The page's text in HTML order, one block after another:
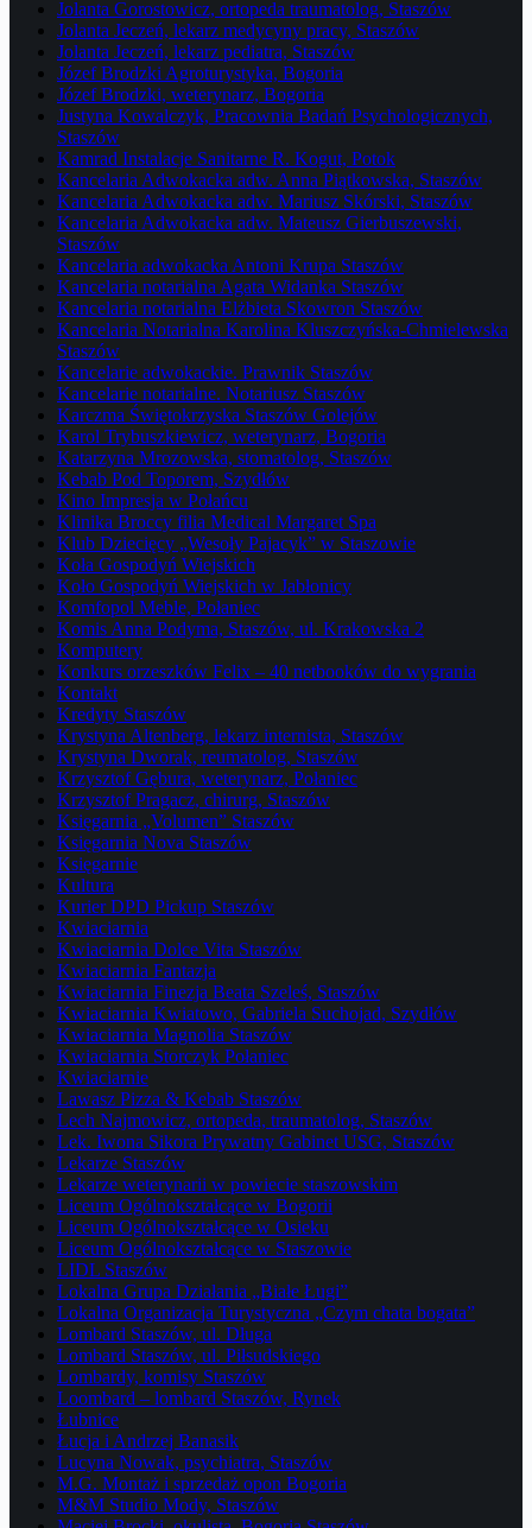
Jolanta Gorostowicz, ortopeda traumatolog, Staszów
Jolanta Jeczeń, lekarz medycyny pracy, Staszów
Jolanta Jeczeń, lekarz pediatra, Staszów
Józef Brodzki Agroturystyka, Bogoria
Józef Brodzki, weterynarz, Bogoria
Justyna Kowalczyk, Pracownia Badań Psychologicznych,
Staszów
Kamrad Instalacje Sanitarne R. Kogut, Potok
Kancelaria Adwokacka adw. Anna Piątkowska, Staszów
Kancelaria Adwokacka adw. Mariusz Skórski, Staszów
Kancelaria Adwokacka adw. Mateusz Gierbuszewski,
Staszów
Kancelaria adwokacka Antoni Krupa Staszów
Kancelaria notarialna Agata Widanka Staszów
Kancelaria notarialna Elżbieta Skowron Staszów
Kancelaria Notarialna Karolina Kluszczyńska-Chmielewska
Staszów
Kancelarie adwokackie. Prawnik Staszów
Kancelarie notarialne. Notariusz Staszów
Karczma Świętokrzyska Staszów Golejów
Karol Trybuszkiewicz, weterynarz, Bogoria
Katarzyna Mrozowska, stomatolog, Staszów
Kebab Pod Toporem, Szydłów
Kino Impresja w Połańcu
Klinika Broccy filia Medical Margaret Spa
Klub Dziecięcy „Wesoły Pajacyk” w Staszowie
Koła Gospodyń Wiejskich
Koło Gospodyń Wiejskich w Jabłonicy
Komfopol Meble, Połaniec
Komis Anna Podyma, Staszów, ul. Krakowska 2
Komputery
Konkurs orzeszków Felix – 40 netbooków do wygrania
Kontakt
Kredyty Staszów
Krystyna Altenberg, lekarz internista, Staszów
Krystyna Dworak, reumatolog, Staszów
Krzysztof Gębura, weterynarz, Połaniec
Krzysztof Pragacz, chirurg, Staszów
Księgarnia „Volumen” Staszów
Księgarnia Nova Staszów
Księgarnie
Kultura
Kurier DPD Pickup Staszów
Kwiaciarnia
Kwiaciarnia Dolce Vita Staszów
Kwiaciarnia Fantazja
Kwiaciarnia Finezja Beata Szeleś, Staszów
Kwiaciarnia Kwiatowo, Gabriela Suchojad, Szydłów
Kwiaciarnia Magnolia Staszów
Kwiaciarnia Storczyk Połaniec
Kwiaciarnie
Lawasz Pizza & Kebab Staszów
Lech Najmowicz, ortopeda, traumatolog, Staszów
Lek. Iwona Sikora Prywatny Gabinet USG, Staszów
Lekarze Staszów
Lekarze weterynarii w powiecie staszowskim
Liceum Ogólnokształcące w Bogorii
Liceum Ogólnokształcące w Osieku
Liceum Ogólnokształcące w Staszowie
LIDL Staszów
Lokalna Grupa Działania „Białe Ługi”
Lokalna Organizacja Turystyczna „Czym chata bogata”
Lombard Staszów, ul. Długa
Lombard Staszów, ul. Piłsudskiego
Lombardy, komisy Staszów
Loombard – lombard Staszów, Rynek
Łubnice
Łucja i Andrzej Banasik
Lucyna Nowak, psychiatra, Staszów
M.G. Montaż i sprzedaż opon Bogoria
M&M Studio Mody, Staszów